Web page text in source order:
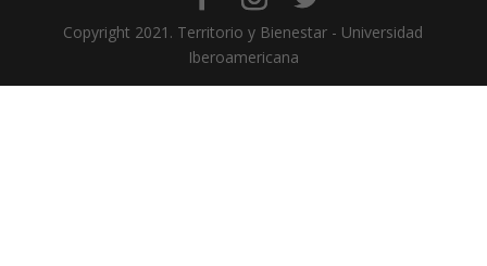
Copyright 2021. Territorio y Bienestar - Universidad
Iberoamericana